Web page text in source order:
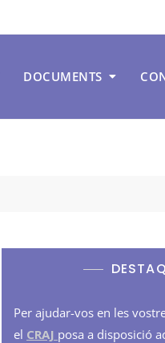
DOCUMENTS
Per ajudar-vos en les
el CRAJ posa a disposició